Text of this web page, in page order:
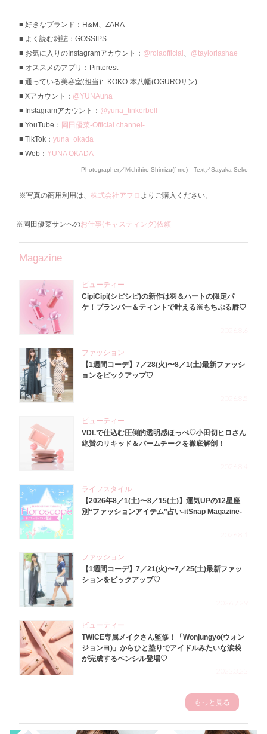
好きなブランド：H&M、ZARA
よく読む雑誌：GOSSIPS
お気に入りのInstagramアカウント： @rolaofficial、 @taylorlashae
オススメのアプリ：Pinterest
通っている美容室(担当): -KOKO-本八幡(OGUROサン)
Xアカウント： @YUNAuna_
Instagramアカウント： @yuna_tinkerbell
YouTube： 岡田優菜-Official channel-
TikTok： yuna_okada_
Web： YUNA OKADA
Photographer／Michihiro Shimizu(f-me) Text／Sayaka Seko
※写真の商用利用は、 株式会社アフロ よりご購入ください。
※岡田優菜サンへのお仕事(キャスティング)依頼
Magazine
ビューティー
CipiCipi(シピシピ)の新作は羽＆ハートの限定パ
ケ！プランパー＆ティントで叶える※もちぷる唇♡
ファッション
【1週間コーデ】7／28(火)〜8／1(土)最新ファッシ
ョンをピックアップ♡
ビューティー
VDLで仕込む圧倒的透明感ほっぺ♡小田切ヒロさん
絶賛のリキッド＆バームチークを徹底解剖！
ライフスタイル
【2026年8／1(土)〜8／15(土)】運気UPの12星座
別“ファッションアイテム”占い-itSnap Magazine-
ファッション
【1週間コーデ】7／21(火)〜7／25(土)最新ファッ
ションをピックアップ♡
ビューティー
TWICE専属メイクさん監修！「Wonjungyo(ウォン
ジョンヨ)」からひと塗りでアイドルみたいな涙袋
が完成するペンシル登場♡
もっと見る